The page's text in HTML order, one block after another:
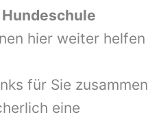
Hundeschule
hier weiter helfen
für Sie zusammen
eine